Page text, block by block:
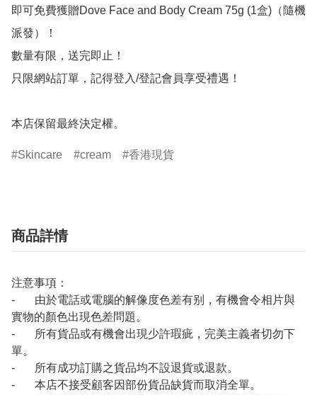
即可免費獲贈Dove Face and Body Cream 75g (1盒)（隨機
派發）！
數量有限，送完即止！
只限網站訂單，記得登入/登記會員享受禮遇！
本店保留最終決定權。
Skincare cream 香港現貨
商品詳情
注意事項：
- 由於電話或電腦的解像度色差有别，有機會令相片與
實物的顏色出現色差問題。
- 所有貨品或有機會出現少許瑕疵，完美主義者切勿下
單。
- 所有成功訂購之貨品均不設退貨或退款。
- 本店不接受顧客因部份貨品缺貨而取消全單。